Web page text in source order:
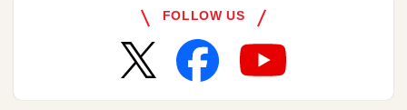
FOLLOW US